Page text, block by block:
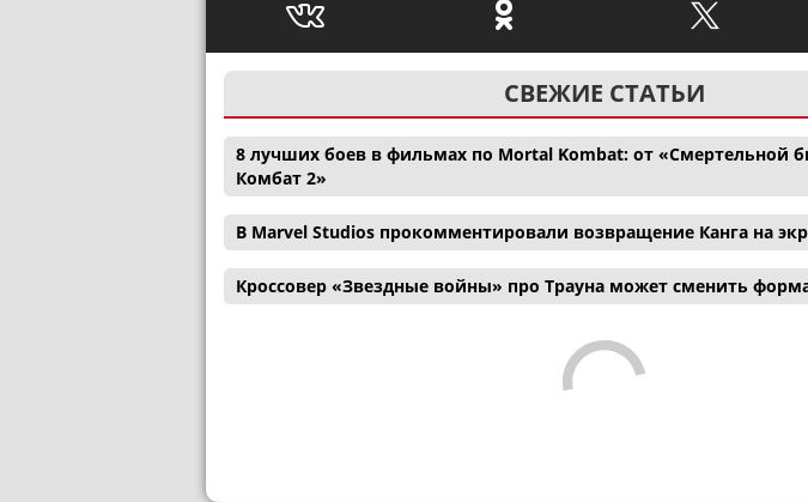
СВЕЖИЕ СТАТЬИ
8 лучших боев в фильмах по Mortal Kombat: от «Смертельной
Комбат 2»
В Marvel Studios прокомментировали возвращение Канга на
Кроссовер «Звездные войны» про Трауна может сменить